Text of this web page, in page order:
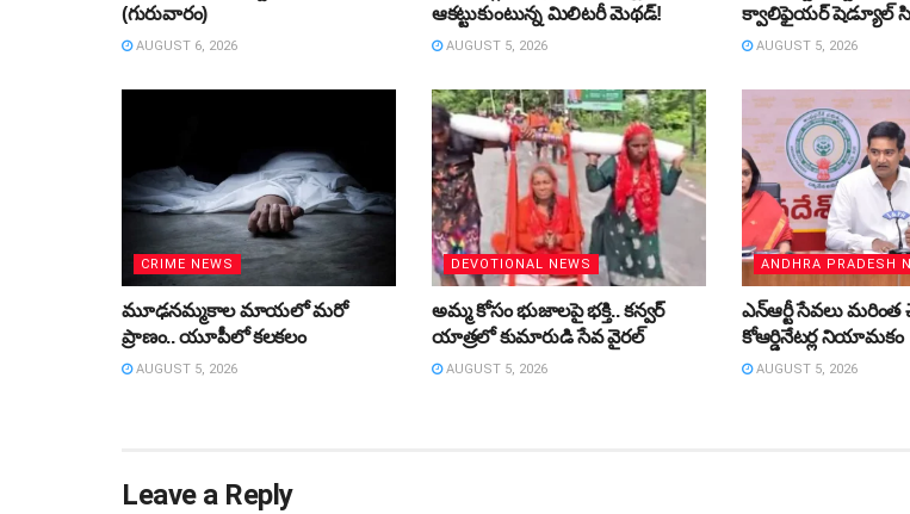
(గురువారం)
AUGUST 6, 2026
ఆకట్టుకుంటున్న మిలిటరీ మెథడ్!
AUGUST 5, 2026
క్వాలిఫైయర్ షెడ్యూల్
AUGUST 5, 2026
CRIME NEWS
మూఢనమ్మకాల మాయలో మరో
ప్రాణం.. యూపీలో కలకలం
AUGUST 5, 2026
DEVOTIONAL NEWS
అమ్మ కోసం భుజాలపై భక్తి.. కన్వర్‌
యాత్రలో కుమారుడి సేవ వైరల్
AUGUST 5, 2026
ANDHRA PRADESH
ఎన్ఆర్టీ సేవలు మరింత
కోఆర్డినేటర్ల నియామకం
AUGUST 5, 2026
Leave a Reply